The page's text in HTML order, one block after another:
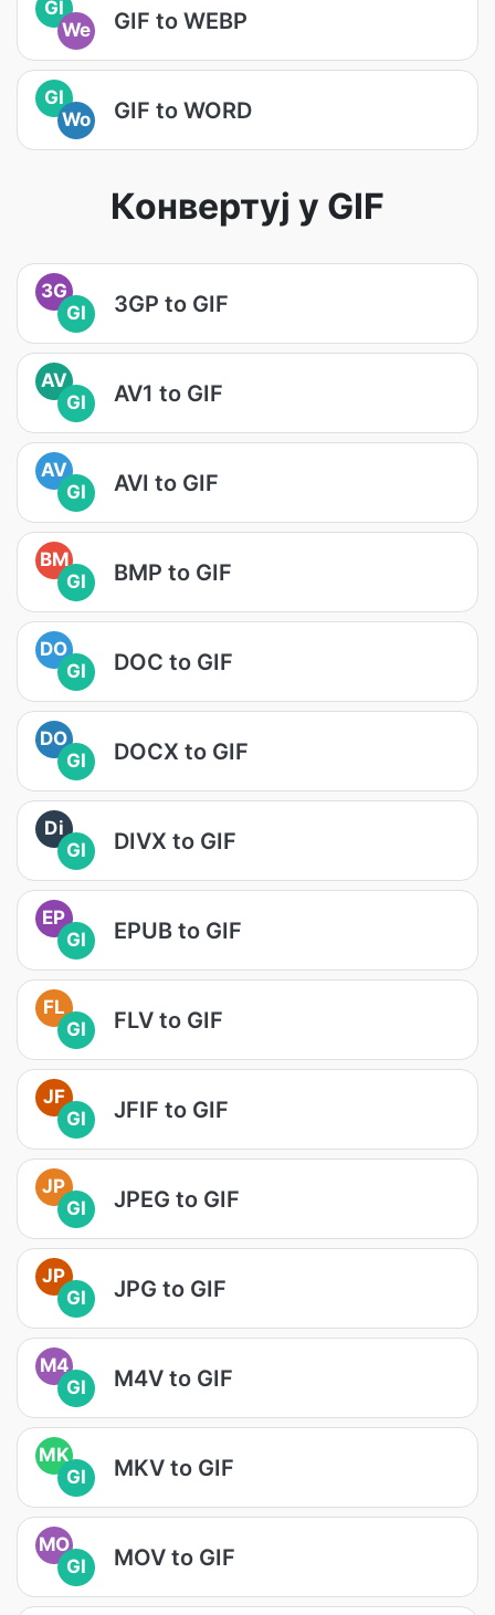
GI
We
GIF to WEBP
GI
Wo
GIF to WORD
Конвертуј у GIF
3G
GI
3GP to GIF
AV
GI
AV1 to GIF
AV
GI
AVI to GIF
BM
GI
BMP to GIF
DO
GI
DOC to GIF
DO
GI
DOCX to GIF
Di
GI
DIVX to GIF
EP
GI
EPUB to GIF
FL
GI
FLV to GIF
JF
GI
JFIF to GIF
JP
GI
JPEG to GIF
JP
GI
JPG to GIF
M4
GI
M4V to GIF
MK
GI
MKV to GIF
MO
GI
MOV to GIF